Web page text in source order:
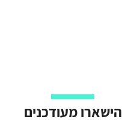
הישארו מעודכנים